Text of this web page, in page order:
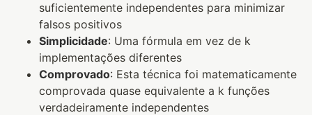
suficientemente independentes para minimizar
falsos positivos
Simplicidade: Uma fórmula em vez de k
implementações diferentes
Comprovado: Esta técnica foi matematicamente
comprovada quase equivalente a k funções
verdadeiramente independentes